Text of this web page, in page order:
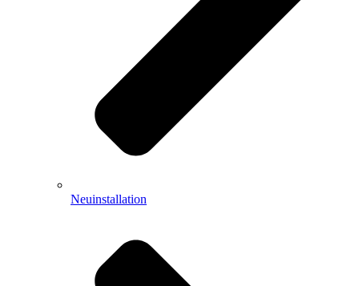
Neuinstallation